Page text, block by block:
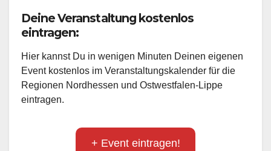
Deine Veranstaltung kostenlos
eintragen:
Hier kannst Du in wenigen Minuten Deinen eigenen
Event kostenlos im Veranstaltungskalender für die
Regionen Nordhessen und Ostwestfalen-Lippe
eintragen.
+ Event eintragen!